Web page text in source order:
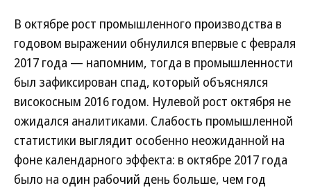
В октябре рост промышленного производства в
годовом выражении обнулился впервые с февраля
2017 года — напомним, тогда в промышленности
был зафиксирован спад, который объяснялся
високосным 2016 годом. Нулевой рост октября не
ожидался аналитиками. Слабость промышленной
статистики выглядит особенно неожиданной на
фоне календарного эффекта: в октябре 2017 года
было на один рабочий день больше, чем год